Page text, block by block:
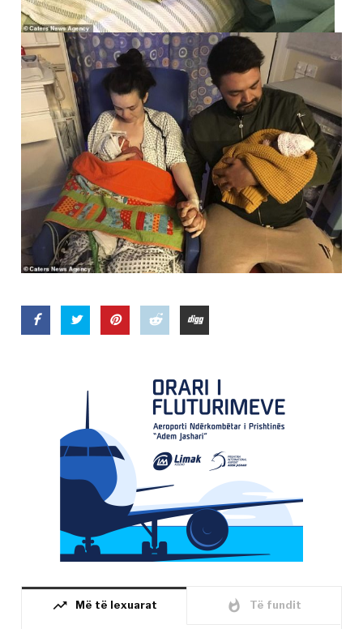
trending_up Më të lexuarat whatshot Të fundit